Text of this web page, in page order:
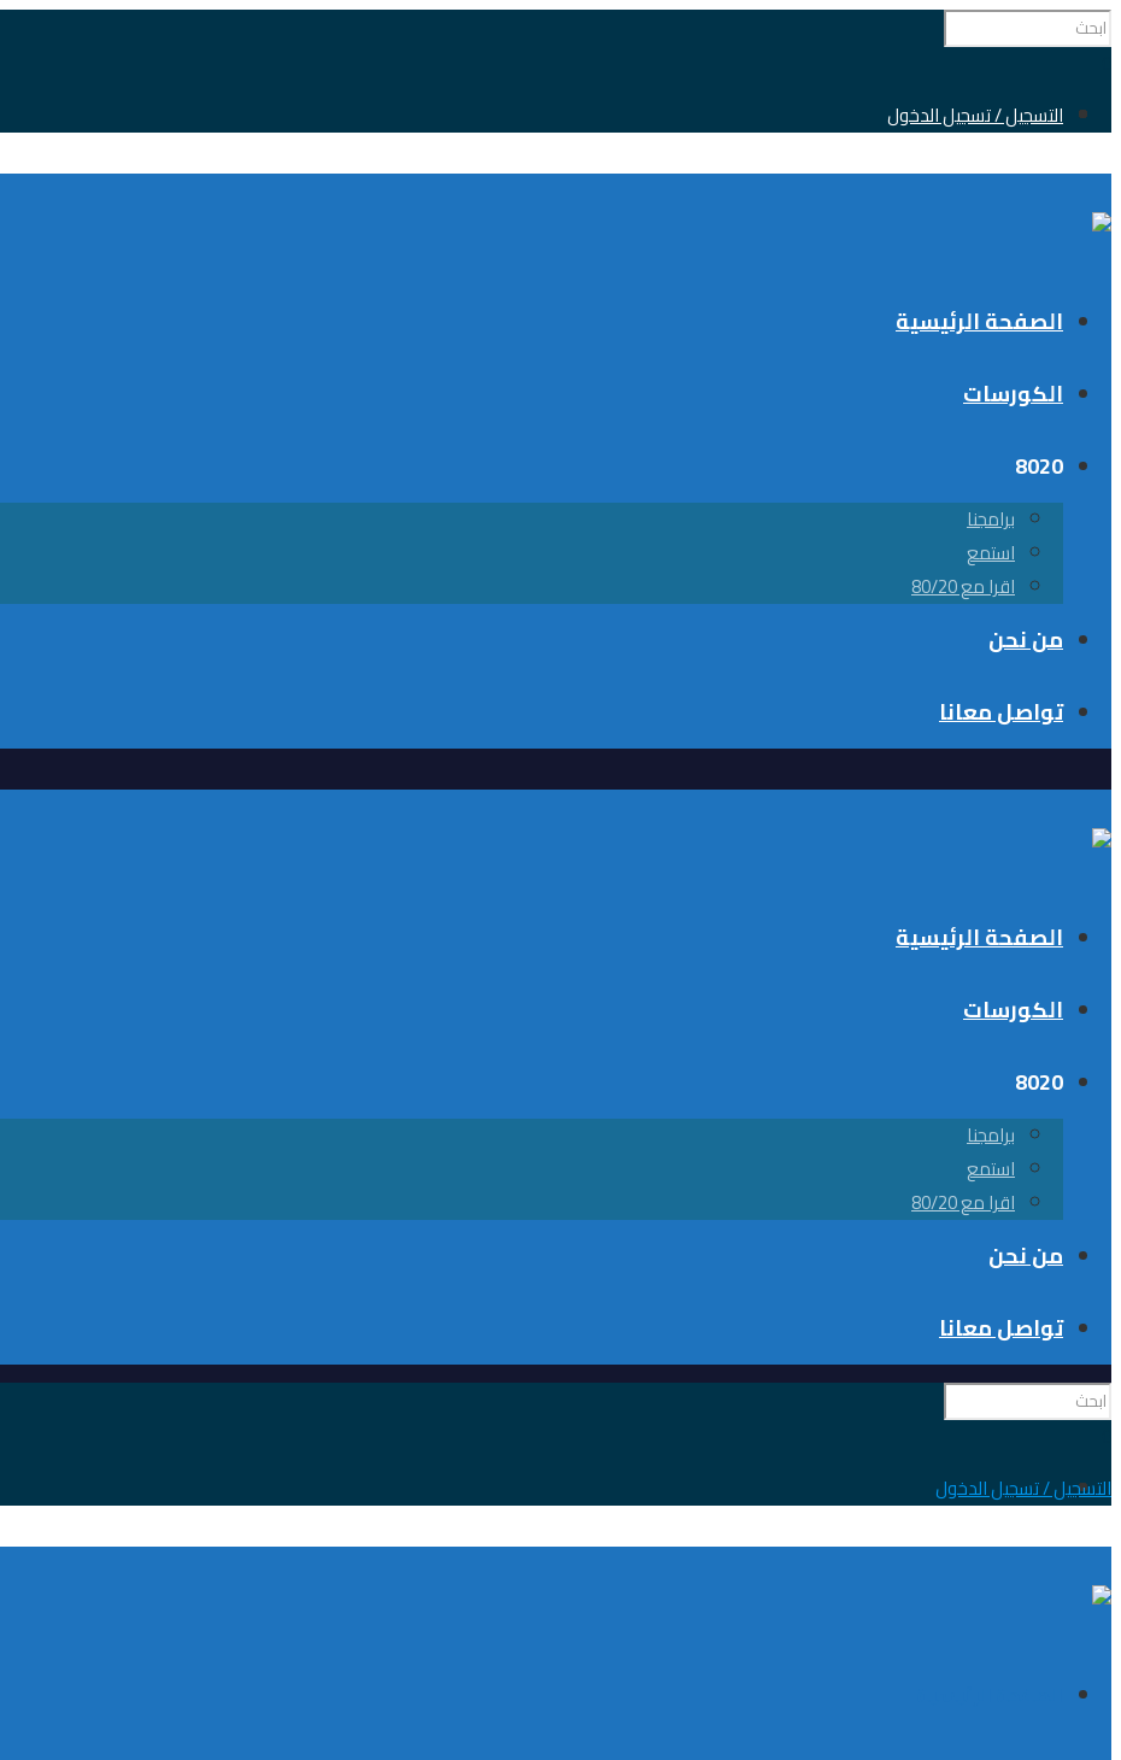
التسجيل / تسجيل الدخول
الصفحة الرئيسية
الكورسات
8020
برامجنا
استمع
اقرا مع 80/20
من نحن
تواصل معانا
الصفحة الرئيسية
الكورسات
8020
برامجنا
استمع
اقرا مع 80/20
من نحن
تواصل معانا
التسجيل / تسجيل الدخول